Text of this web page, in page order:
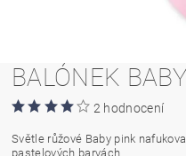
BALÓNEK
2 hodnocení
Světle růžové Baby pink
pastelových barvách